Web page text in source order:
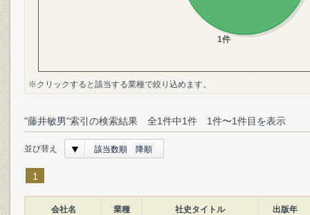
※クリックすると該当する業種で絞り込めます。
"藤井敏男"索引の検索結果 全1件中1件 1件〜1件目を表示
並び替え 該当数順 降順
1
会社名 業種 社史タイトル 出版年